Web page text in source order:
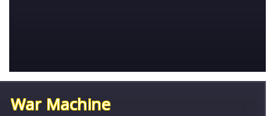
War Machine